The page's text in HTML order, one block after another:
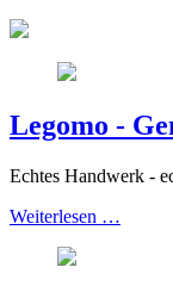
Legomo -
Echtes Handwerk -
Weiterlesen …